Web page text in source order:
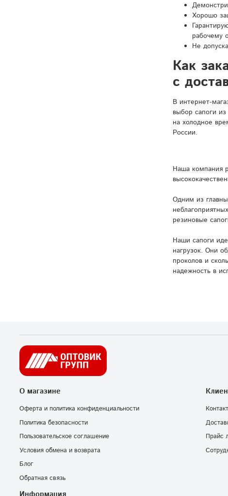
Хорошо
рабочему
Не
Как
с
В интернет-
выбор сапоги
на холодное
России.
Наша компания
Одним из
резиновые
Наши сапоги
нагрузок. Они
проколов и
надежность в
О магазине
Оферта и политика конфиденциальности
Политика безопасности
Пользовательское соглашение
Условия обмена и возврата
Блог
Обратная связь
Прайс